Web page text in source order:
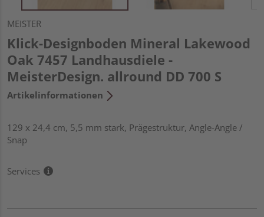
MEISTER
Klick-Designboden Mineral Lakewood
Oak 7457 Landhausdiele -
MeisterDesign. allround DD 700 S
Artikelinformationen
129 x 24,4 cm, 5,5 mm stark, Prägestruktur, Angle-Angle /
Snap
Services